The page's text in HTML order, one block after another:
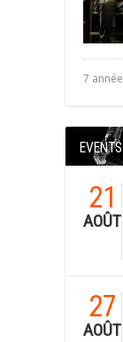
7
EVENTS
21
AOÛT
27
AOÛT